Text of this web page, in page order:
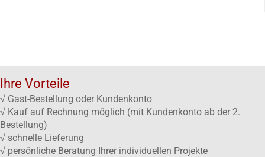
Ihre Vorteile
√ Gast-Bestellung oder Kundenkonto
√ Kauf auf Rechnung möglich (mit Kundenkonto ab der 2.
Bestellung)
√ schnelle Lieferung
√ persönliche Beratung Ihrer individuellen Projekte